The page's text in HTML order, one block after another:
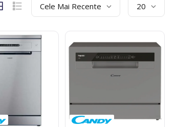
Cele Mai Recente 20